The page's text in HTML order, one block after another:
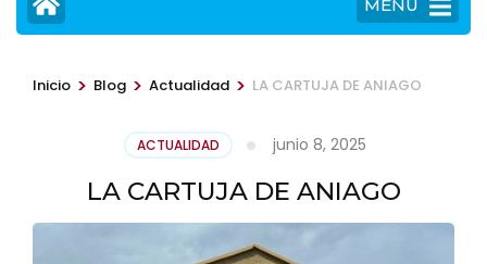
MENÚ
Inicio > Blog > Actualidad > LA CARTUJA DE ANIAGO
ACTUALIDAD junio 8, 2025
LA CARTUJA DE ANIAGO